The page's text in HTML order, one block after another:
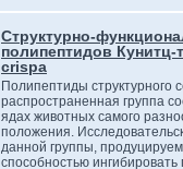
Структурно-
полипептидов Кунитц-
crispa
Полипептиды структурного
распространенная группа
ядах животных самого
положения.
данной группы,
способностью